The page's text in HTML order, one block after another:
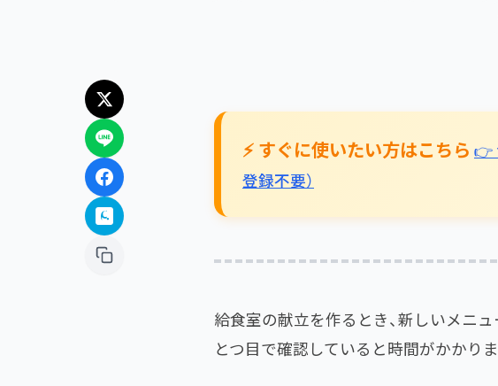
⚡ すぐに使いたい方はこちら 👉
登録不要）
給食室の献立を作るとき、新しいメニ
とつ目で確認していると時間がかかりま